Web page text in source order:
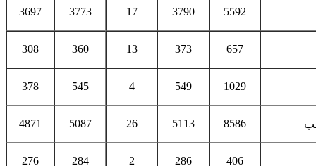
5592
3790
17
3773
3697
657
373
13
360
308
1029
549
4
545
378
8586
5113
26
5087
4871
406
286
2
284
276